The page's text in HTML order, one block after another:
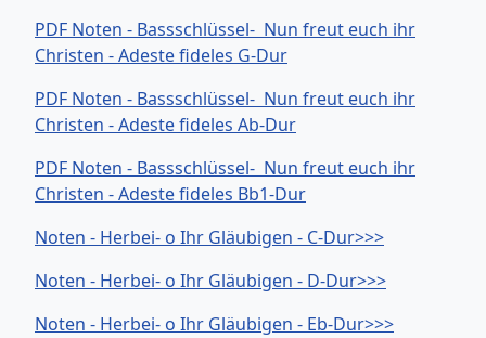
PDF Noten - Bassschlüssel- Nun freut euch ihr
Christen - Adeste fideles G-Dur
PDF Noten - Bassschlüssel- Nun freut euch ihr
Christen - Adeste fideles Ab-Dur
PDF Noten - Bassschlüssel- Nun freut euch ihr
Christen - Adeste fideles Bb1-Dur
Noten - Herbei- o Ihr Gläubigen - C-Dur>>>
Noten - Herbei- o Ihr Gläubigen - D-Dur>>>
Noten - Herbei- o Ihr Gläubigen - Eb-Dur>>>